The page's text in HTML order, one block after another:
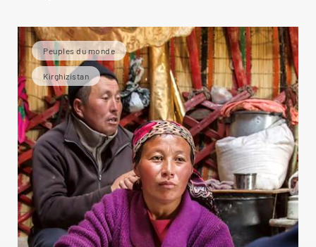
Peuples du monde
Kirghizistan